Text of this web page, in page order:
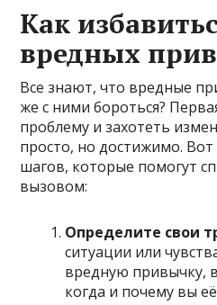
Как
вредных
Все знают, что вредные
же с ними бороться?
проблему и захотеть
просто, но достижимо.
шагов, которые помогут
вызовом:
Определите свои
ситуации или
вредную привычку,
когда и почему вы